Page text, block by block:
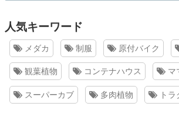
人気キーワード
メダカ 制服 原付バイク
観葉植物 コンテナハウス マ
スーパーカブ 多肉植物 トラ